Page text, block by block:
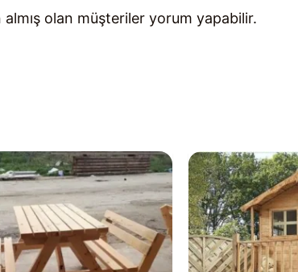
almış olan müşteriler yorum yapabilir.